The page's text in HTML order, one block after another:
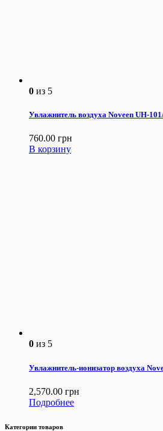
0 из 5
Увлажнитель воздуха Noveen UH-
760.00 грн
В корзину
0 из 5
Увлажнитель-ионизатор воздуха
2,570.00 грн
Подробнее
Категории товаров